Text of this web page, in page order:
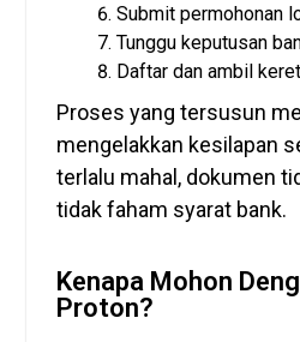
Submit permohonan
Tunggu keputusan
Daftar dan ambil
Proses yang tersusun
mengelakkan kesilapan
terlalu mahal, dokumen
tidak faham syarat bank.
Kenapa Mohon
Proton?